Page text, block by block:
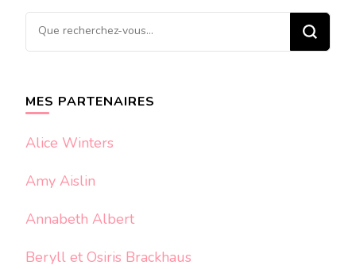
Vous
recherchiez
MES PARTENAIRES
Alice Winters
Amy Aislin
Annabeth Albert
Beryll et Osiris Brackhaus